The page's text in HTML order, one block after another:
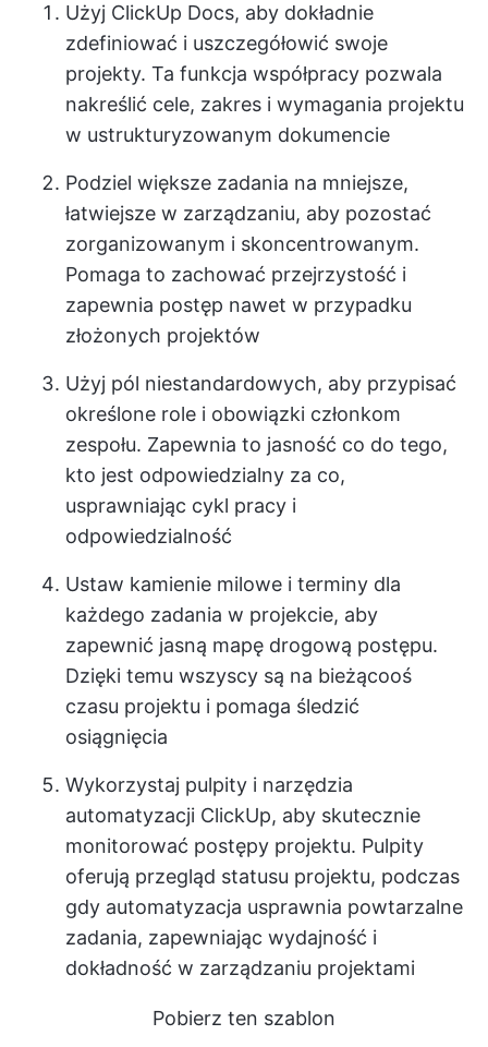
Użyj ClickUp Docs, aby dokładnie
zdefiniować i uszczegółowić swoje
projekty. Ta funkcja współpracy pozwala
nakreślić cele, zakres i wymagania projektu
w ustrukturyzowanym dokumencie
Podziel większe zadania na mniejsze,
łatwiejsze w zarządzaniu, aby pozostać
zorganizowanym i skoncentrowanym.
Pomaga to zachować przejrzystość i
zapewnia postęp nawet w przypadku
złożonych projektów
Użyj pól niestandardowych, aby przypisać
określone role i obowiązki członkom
zespołu. Zapewnia to jasność co do tego,
kto jest odpowiedzialny za co,
usprawniając cykl pracy i
odpowiedzialność
Ustaw kamienie milowe i terminy dla
każdego zadania w projekcie, aby
zapewnić jasną mapę drogową postępu.
Dzięki temu wszyscy są na bieżącooś
czasu projektu i pomaga śledzić
osiągnięcia
Wykorzystaj pulpity i narzędzia
automatyzacji ClickUp, aby skutecznie
monitorować postępy projektu. Pulpity
oferują przegląd statusu projektu, podczas
gdy automatyzacja usprawnia powtarzalne
zadania, zapewniając wydajność i
dokładność w zarządzaniu projektami
Pobierz ten szablon